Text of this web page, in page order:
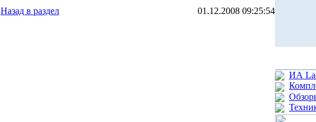
Назад в раздел
01.12.2008 09:25:54
ИА